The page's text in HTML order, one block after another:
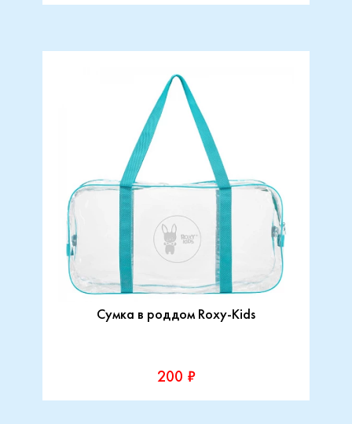
Сумка в роддом Roxy-Kids
200 ₽